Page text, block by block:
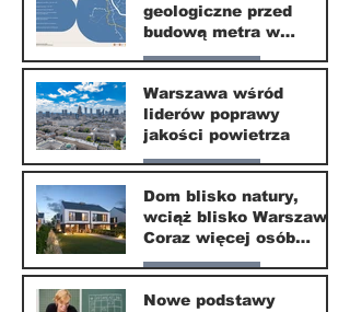
30 mar
geologiczne przed
budową metra w
Wilanowie
Nasze miasto
24 mar
Warszawa wśród
liderów poprawy
jakości powietrza
Nasze miasto
24 mar
Dom blisko natury,
wciąż blisko Warszawy.
Coraz więcej osób
wybiera ten kierunek
Nasze miasto
Nowe podstawy